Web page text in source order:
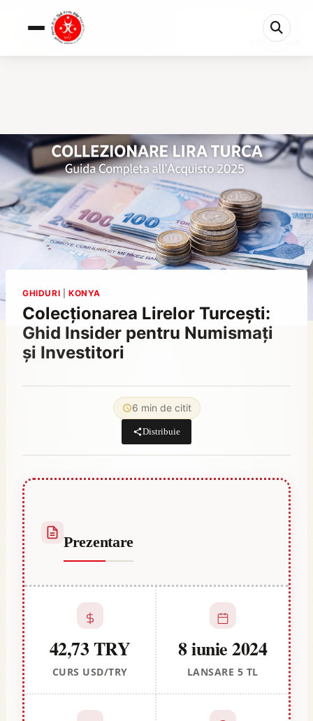
Colecționarea Lirelor Turcești: Ghid Insider pe...
6 min rămase
GHIDURI KONYA
Colecționarea Lirelor Turcești:
Ghid Insider pentru Numismați
și Investitori
6 min de citit
Distribuie
Prezentare
42,73 TRY
CURS USD/TRY
8 iunie 2024
LANSARE 5 TL